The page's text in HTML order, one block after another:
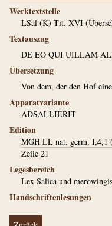
Werktextstelle
LSal (K) Tit. XVI
Textauszug
DE EO QUI UILLAM
Übersetzung
Von dem, der den Hof
Apparatvariante
ADSALLIERIT
Edition
MGH LL nat. germ. I,4,1
Zeile 21
Legesbereich
Lex Salica und
Handschriftenlesungen